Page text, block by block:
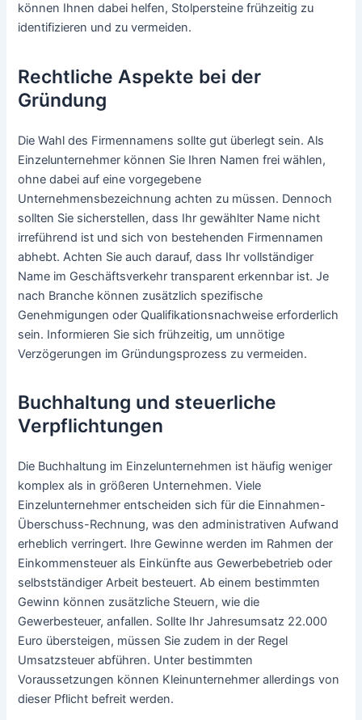
können Ihnen dabei helfen, Stolpersteine frühzeitig zu
identifizieren und zu vermeiden.
Rechtliche Aspekte bei der
Gründung
Die Wahl des Firmennamens sollte gut überlegt sein. Als
Einzelunternehmer können Sie Ihren Namen frei wählen,
ohne dabei auf eine vorgegebene
Unternehmensbezeichnung achten zu müssen. Dennoch
sollten Sie sicherstellen, dass Ihr gewählter Name nicht
irreführend ist und sich von bestehenden Firmennamen
abhebt. Achten Sie auch darauf, dass Ihr vollständiger
Name im Geschäftsverkehr transparent erkennbar ist. Je
nach Branche können zusätzlich spezifische
Genehmigungen oder Qualifikationsnachweise erforderlich
sein. Informieren Sie sich frühzeitig, um unnötige
Verzögerungen im Gründungsprozess zu vermeiden.
Buchhaltung und steuerliche
Verpflichtungen
Die Buchhaltung im Einzelunternehmen ist häufig weniger
komplex als in größeren Unternehmen. Viele
Einzelunternehmer entscheiden sich für die Einnahmen-
Überschuss-Rechnung, was den administrativen Aufwand
erheblich verringert. Ihre Gewinne werden im Rahmen der
Einkommensteuer als Einkünfte aus Gewerbebetrieb oder
selbstständiger Arbeit besteuert. Ab einem bestimmten
Gewinn können zusätzliche Steuern, wie die
Gewerbesteuer, anfallen. Sollte Ihr Jahresumsatz 22.000
Euro übersteigen, müssen Sie zudem in der Regel
Umsatzsteuer abführen. Unter bestimmten
Voraussetzungen können Kleinunternehmer allerdings von
dieser Pflicht befreit werden.